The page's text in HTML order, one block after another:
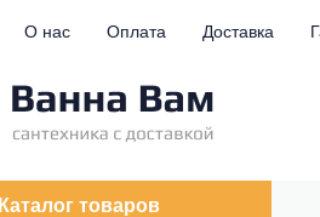
О нас Оплата Доставка
Каталог товаров